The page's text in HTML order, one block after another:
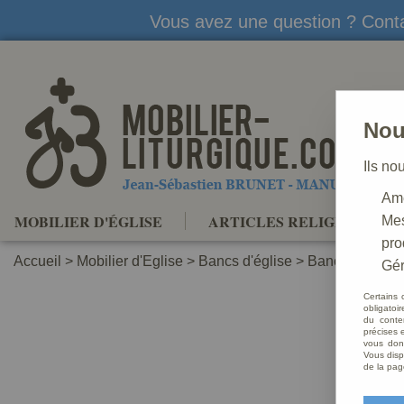
Vous avez une question ?
MOBILIER D'ÉGLISE ARTICLES RELIGIEUX
Accueil > Mobilier d'Eglise > Bancs d'église > Banc
Ils
Certains
du
précises
vous
Vous
de la